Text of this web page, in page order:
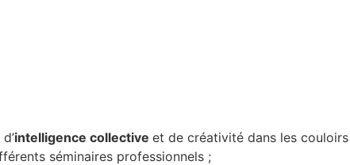
intelligence collective et de créativité dans les couloirs
séminaires professionnels ;